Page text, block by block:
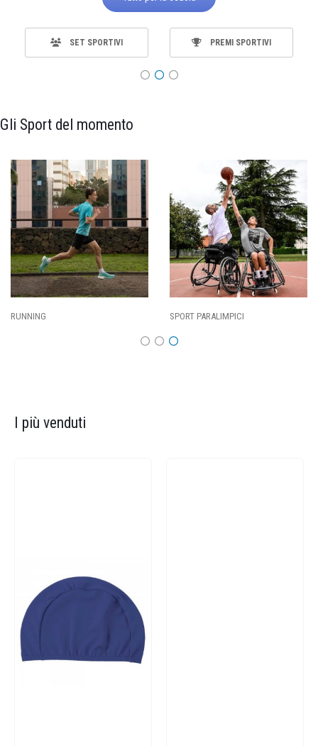
SET SPORTIVI PREMI SPORTIVI
Gli Sport del momento
RUNNING SPORT PARALIMPICI
I più venduti